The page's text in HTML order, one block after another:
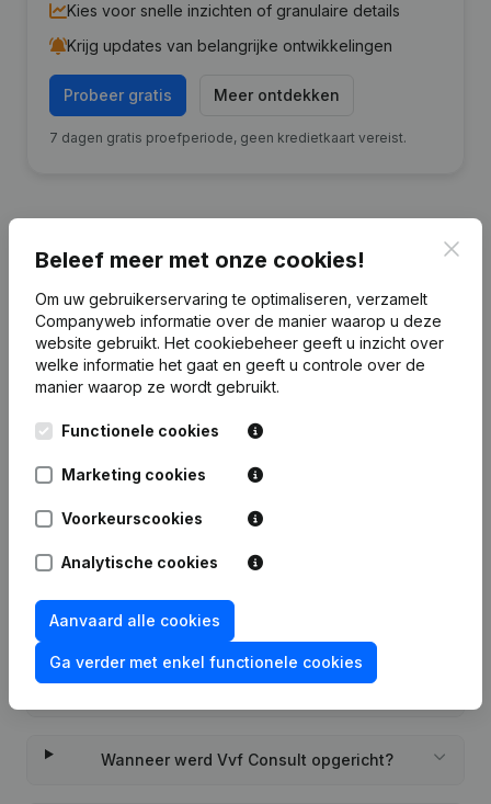
Kies voor snelle inzichten of granulaire details
Krijg updates van belangrijke ontwikkelingen
Probeer gratis Meer ontdekken
7 dagen gratis proefperiode, geen kredietkaart vereist.
Datum Publicatie
Rubriek Oprichting (Nieuwe
enz...)
Veelgestelde vragen
Wat is het btw-nummer van Vvf Consult?
Wanneer werd Vvf Consult opgericht?
Beleef meer met onze cookies!
Om uw gebruikerservaring te optimaliseren, verzamelt
Companyweb informatie over de manier waarop u deze
website gebruikt. Het cookiebeheer geeft u inzicht over
welke informatie het gaat en geeft u controle over de
manier waarop ze wordt gebruikt.
Functionele cookies
Marketing cookies
Voorkeurscookies
Analytische cookies
Aanvaard alle cookies
Ga verder met enkel functionele cookies